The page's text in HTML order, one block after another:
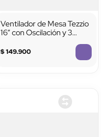
Ventilador de Mesa Tezzio
16” con Oscilación y 3
$149.900